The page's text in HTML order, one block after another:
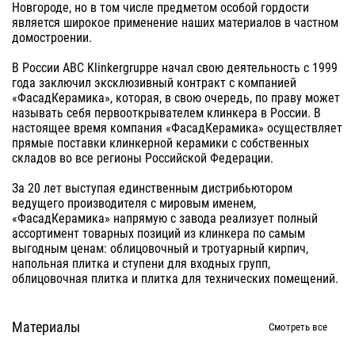
Новгороде, но в том числе предметом особой гордости
является широкое применение наших материалов в частном
домостроении.
В России ABC Klinkergruppe начал свою деятельность с 1999
года заключил эксклюзивный контракт с компанией
«ФасадКерамика», которая, в свою очередь, по праву может
называть себя первооткрывателем клинкера в России. В
настоящее время компания «ФасадКерамика» осуществляет
прямые поставки клинкерной керамики с собственных
складов во все регионы Российской Федерации.
За 20 лет выступая единственным дистрибьютором
ведущего производителя с мировым именем,
«ФасадКерамика» напрямую с завода реализует полный
ассортимент товарных позиций из клинкера по самым
выгодным ценам: облицовочный и тротуарный кирпич,
напольная плитка и ступени для входных групп,
облицовочная плитка и плитка для технических помещений.
Материалы Смотреть все